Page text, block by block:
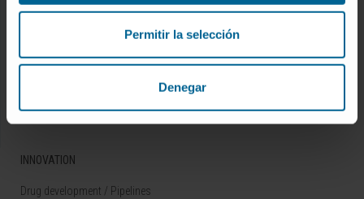
Permitir la selección
Denegar
Our Researchers
Technology platforms
INNOVATION
Drug development / Pipelines